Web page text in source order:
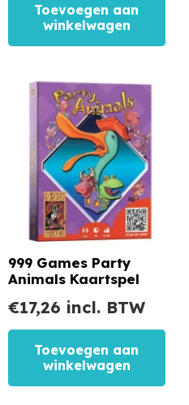
Toevoegen aan
winkelwagen
999 Games Party
Animals Kaartspel
€17,26 incl. BTW
Toevoegen aan
winkelwagen